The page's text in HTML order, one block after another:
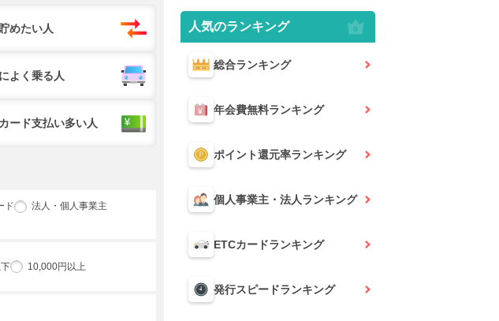
めたい人
よく乗る人
ード支払い多い人
ド
法人・個人事業主
10,000円以上
人気のランキング
総合ランキング
年会費無料ランキング
ポイント還元率ランキング
個人事業主・法人ランキング
ETCカードランキング
発行スピードランキング